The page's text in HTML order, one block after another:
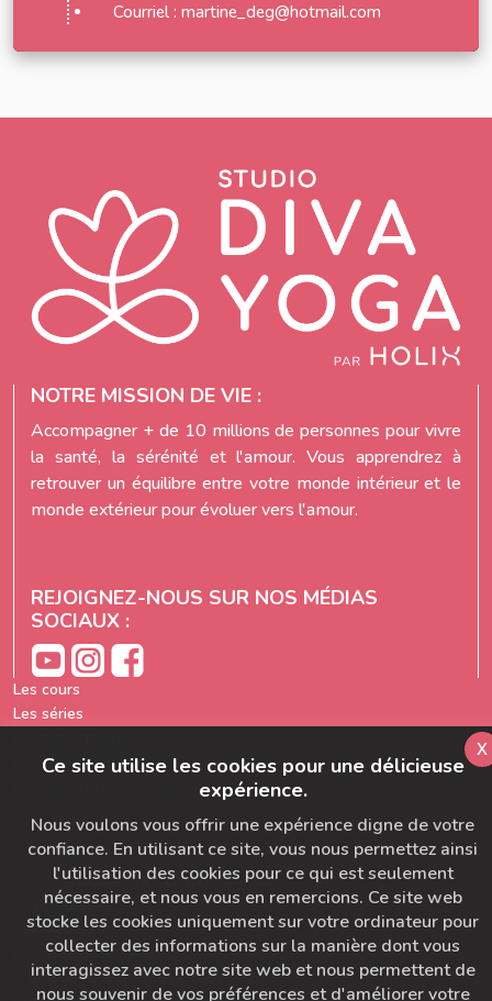
Courriel : martine_deg@hotmail.com
NOTRE MISSION DE VIE :
Accompagner + de 10 millions de personnes pour vivre
la santé, la sérénité et l'amour. Vous apprendrez à
retrouver un équilibre entre votre monde intérieur et le
monde extérieur pour évoluer vers l'amour.
REJOIGNEZ-NOUS SUR NOS MÉDIAS
SOCIAUX :
Les cours
Les séries
Les abonnements
FAQ
Ajoutez-nous à votre carnet d'adresse
Le bon départ
SymbioBoard
Politique BaseCamp
A propos du Studio Diva Yoga
Ce site utilise les cookies pour une délicieuse
expérience.
Nous voulons vous offrir une expérience digne de votre
confiance. En utilisant ce site, vous nous permettez ainsi
l'utilisation des cookies pour ce qui est seulement
nécessaire, et nous vous en remercions. Ce site web
stocke les cookies uniquement sur votre ordinateur pour
collecter des informations sur la manière dont vous
interagissez avec notre site web et nous permettent de
nous souvenir de vos préférences et d'améliorer votre
x